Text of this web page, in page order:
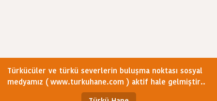
Türkücüler ve türkü severlerin buluşma noktası sosyal
medyamız ( www.turkuhane.com ) aktif hale gelmiştir..